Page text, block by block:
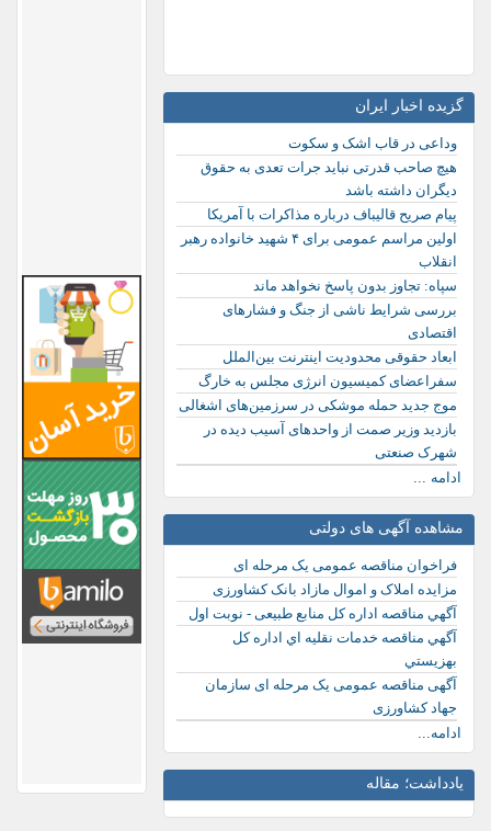
گزیده اخبار ایران
وداعی در قاب اشک و سکوت
هیچ صاحب قدرتی نباید جرات تعدی به حقوق
دیگران داشته باشد
پیام صریح قالیباف درباره مذاکرات با آمریکا
اولین مراسم عمومی برای ۴ شهید خانواده رهبر
انقلاب
سپاه: تجاوز بدون پاسخ نخواهد ماند
بررسی شرایط ناشی از جنگ و فشارهای
اقتصادی
ابعاد حقوقی محدودیت اینترنت بین‌الملل
سفراعضای کمیسیون انرژی مجلس به خارگ
موج جدید حمله موشکی در سرزمین‌های اشغالی
بازدید وزیر صمت از واحدهای آسیب دیده در
شهرک صنعتی
ادامه ...
مشاهده آگهی های دولتی
فراخوان مناقصه عمومی یک مرحله ای
مزایده املاک و اموال مازاد بانک کشاورزی
آگهي مناقصه اداره کل منابع طبیعی - نوبت اول
آگهي مناقصه خدمات نقليه اي اداره كل
بهزيستي
آگهی مناقصه عمومی یک مرحله ای سازمان
جهاد کشاورزی
ادامه...
یادداشت؛ مقاله